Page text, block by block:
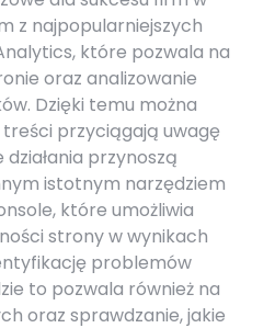
z najpopularniejszych
które pozwala na
oraz analizowanie
Dzięki temu można
treści przyciągają uwagę
przynoszą
istotnym narzędziem
które umożliwia
strony w wynikach
problemów
to pozwala również na
oraz sprawdzanie, jakie